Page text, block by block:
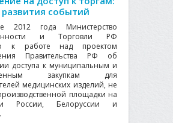
событий
2012 года Министерство
и Торговли РФ
к работе над проектом
Правительства РФ об
доступа к муниципальным и
закупкам для
медицинских изделий, не
площадки на
России, Белоруссии и